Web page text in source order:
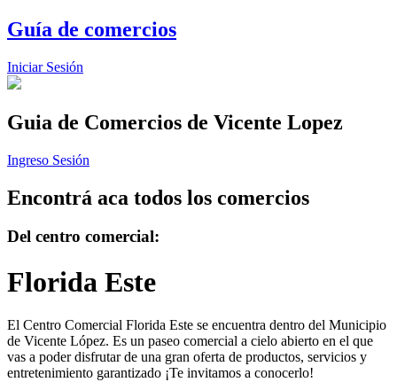
Guía de comercios
Iniciar Sesión
Guia de Comercios de Vicente Lopez
Ingreso Sesión
Encontrá aca todos los comercios
Del centro comercial:
Florida Este
El Centro Comercial Florida Este se encuentra dentro del Municipio
de Vicente López. Es un paseo comercial a cielo abierto en el que
vas a poder disfrutar de una gran oferta de productos, servicios y
entretenimiento garantizado ¡Te invitamos a conocerlo!